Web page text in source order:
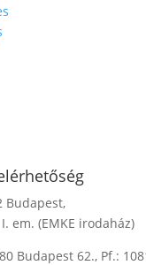
Budapest,
em. (EMKE irodaház)
Budapest 62., Pf.: